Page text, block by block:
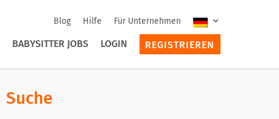
Blog Hilfe Für Unternehmen
BABYSITTER JOBS LOGIN REGISTRIEREN
Suche